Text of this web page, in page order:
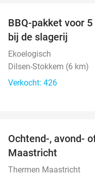
BBQ-pakket voor
bij de slagerij
Ekoelogisch
Dilsen-Stokkem (6 km)
Verkocht: 426
Ochtend-, avond-
Maastricht
Thermen Maastricht